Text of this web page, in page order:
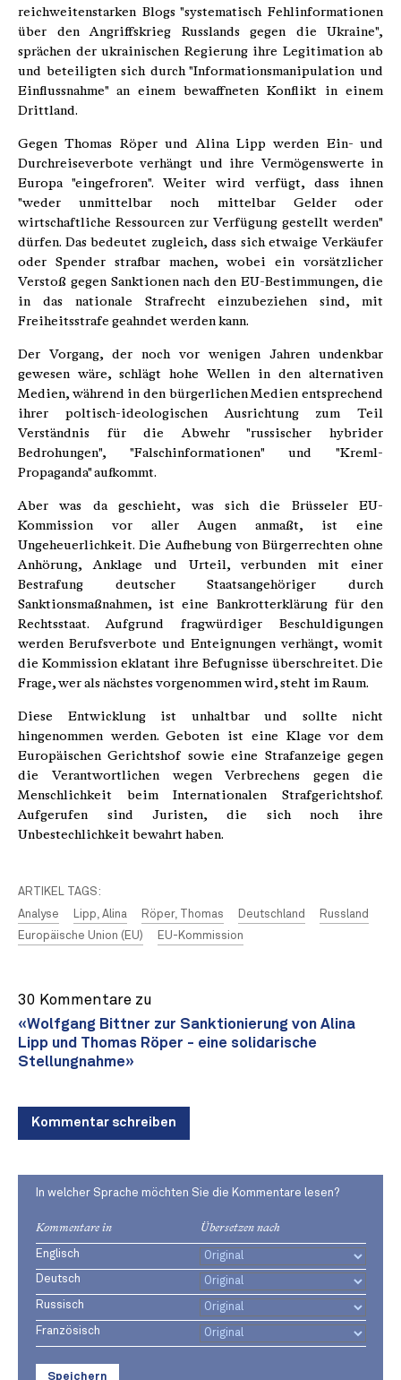
reichweitenstarken Blogs "systematisch Fehlinformationen
über den Angriffskrieg Russlands gegen die Ukraine",
sprächen der ukrainischen Regierung ihre Legitimation ab
und beteiligten sich durch "Informationsmanipulation und
Einflussnahme" an einem bewaffneten Konflikt in einem
Drittland.
Gegen Thomas Röper und Alina Lipp werden Ein- und
Durchreiseverbote verhängt und ihre Vermögenswerte in
Europa "eingefroren". Weiter wird verfügt, dass ihnen
"weder unmittelbar noch mittelbar Gelder oder
wirtschaftliche Ressourcen zur Verfügung gestellt werden"
dürfen. Das bedeutet zugleich, dass sich etwaige Verkäufer
oder Spender strafbar machen, wobei ein vorsätzlicher
Verstoß gegen Sanktionen nach den EU-Bestimmungen, die
in das nationale Strafrecht einzubeziehen sind, mit
Freiheitsstrafe geahndet werden kann.
Der Vorgang, der noch vor wenigen Jahren undenkbar
gewesen wäre, schlägt hohe Wellen in den alternativen
Medien, während in den bürgerlichen Medien entsprechend
ihrer poltisch-ideologischen Ausrichtung zum Teil
Verständnis für die Abwehr "russischer hybrider
Bedrohungen", "Falschinformationen" und "Kreml-
Propaganda" aufkommt.
Aber was da geschieht, was sich die Brüsseler EU-
Kommission vor aller Augen anmaßt, ist eine
Ungeheuerlichkeit. Die Aufhebung von Bürgerrechten ohne
Anhörung, Anklage und Urteil, verbunden mit einer
Bestrafung deutscher Staatsangehöriger durch
Sanktionsmaßnahmen, ist eine Bankrotterklärung für den
Rechtsstaat. Aufgrund fragwürdiger Beschuldigungen
werden Berufsverbote und Enteignungen verhängt, womit
die Kommission eklatant ihre Befugnisse überschreitet. Die
Frage, wer als nächstes vorgenommen wird, steht im Raum.
Diese Entwicklung ist unhaltbar und sollte nicht
hingenommen werden. Geboten ist eine Klage vor dem
Europäischen Gerichtshof sowie eine Strafanzeige gegen
die Verantwortlichen wegen Verbrechens gegen die
Menschlichkeit beim Internationalen Strafgerichtshof.
Aufgerufen sind Juristen, die sich noch ihre
Unbestechlichkeit bewahrt haben.
ARTIKEL TAGS:
Analyse
Lipp, Alina Röper, Thomas Deutschland
Russland
Europäische Union (EU)
EU-Kommission
30 Kommentare zu
«Wolfgang Bittner zur Sanktionierung von Alina
Lipp und Thomas Röper - eine solidarische
Stellungnahme»
Kommentar schreiben
In welcher Sprache möchten Sie die Kommentare lesen?
Kommentare in Übersetzen nach
Englisch
Deutsch
Russisch
Französisch
Speichern